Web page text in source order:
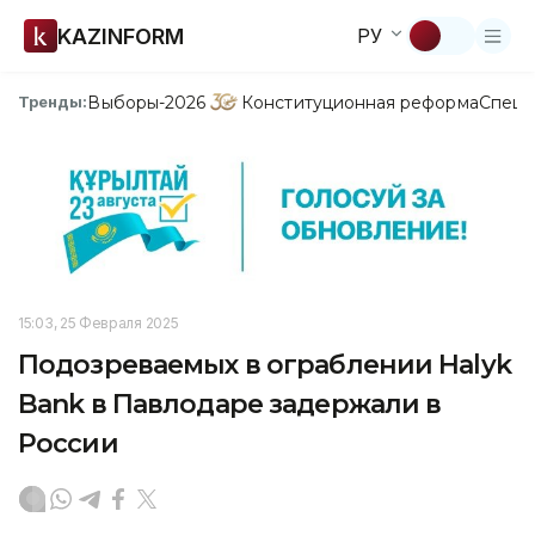
KAZINFORM РУ
Тренды:Выборы-2026 Конституционная реформа
15:03, 25 Февраля 2025
Подозреваемых в ограблении Halyk
Bank в Павлодаре задержали в
России